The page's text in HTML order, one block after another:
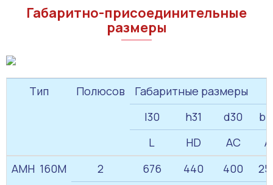
Габаритно-присоединительные
размеры
Тип Полюсов
Габаритные размеры
I30
h31 d30
L
HD AC
A
АМН 160M
2 676 440 400